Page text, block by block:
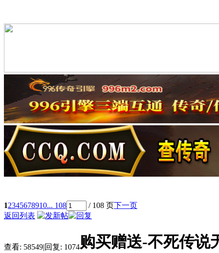
12345678910... 108 / 108 页下一页
返回列表
查看: 58549|回复: 1074购买赠送-不死传说